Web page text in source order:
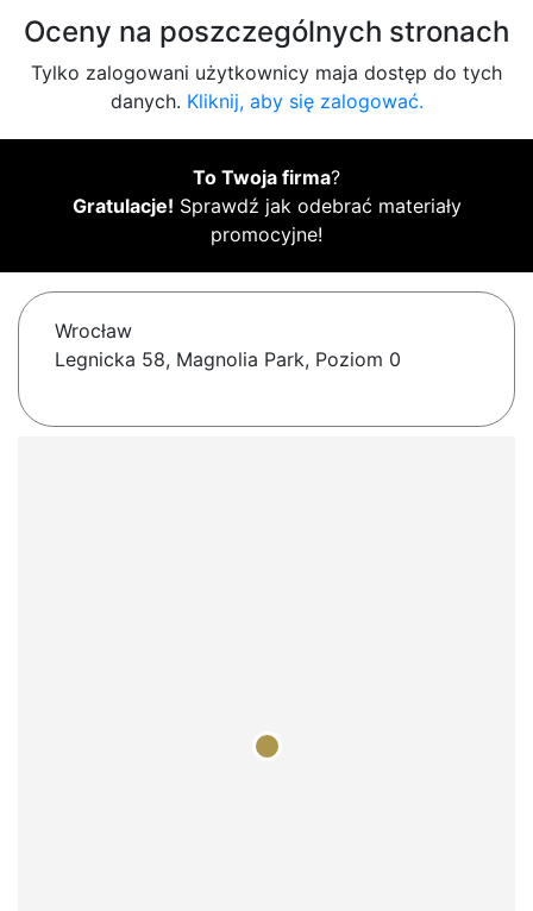
Oceny na poszczególnych stronach
Tylko zalogowani użytkownicy maja dostęp do tych
danych. Kliknij, aby się zalogować.
To Twoja firma?
Gratulacje! Sprawdź jak odebrać materiały
promocyjne!
Wrocław
Legnicka 58, Magnolia Park, Poziom 0